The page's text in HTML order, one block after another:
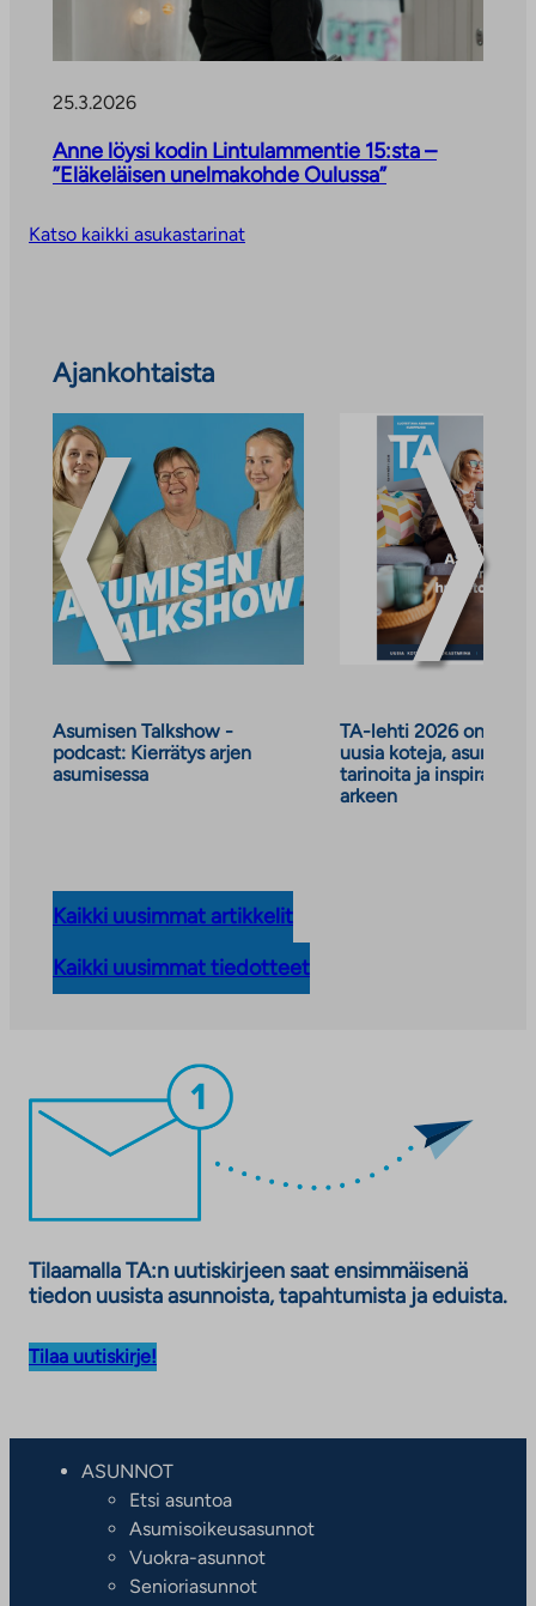
25.3.2026
Anne löysi kodin Lintulammentie 15:sta –
”Eläkeläisen unelmakohde Oulussa”
Katso kaikki asukastarinat
ajankohtaiset
ja
tiedotteet
Ajankohtaista
Asumisen Talkshow -
podcast: Kierrätys arjen
asumisessa
TA-lehti 2026 on
uusia koteja, asumisen
tarinoita ja
arkeen
Kaikki uusimmat artikkelit
Kaikki uusimmat tiedotteet
Tilaamalla TA:n uutiskirjeen saat ensimmäisenä
tiedon uusista asunnoista, tapahtumista ja eduista.
Tilaa uutiskirje!
ASUNNOT
Etsi asuntoa
Asumisoikeusasunnot
Vuokra-asunnot
Senioriasunnot